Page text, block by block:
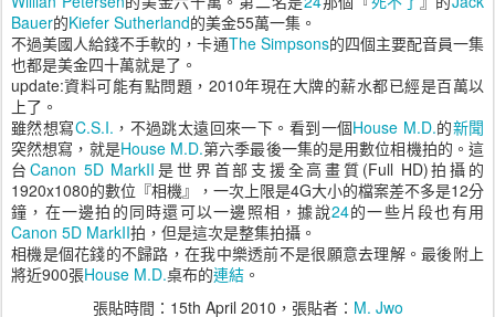
Bauer的Kiefer Sutherland的美金55萬一集。
不過美國人給錢不手軟的，卡通The Simpsons的四個主要配音員一集
也都是美金四十萬就是了。
update:資料可能有點問題，2010年現在大牌的薪水都已經是百萬以
上了。
雖然想寫C.S.I. ，不過跳太遠回來一下。看到一個House M.D.的新聞
突然想寫，就是House M.D.第六季最後一集的是用數位相機拍的。這
台 Canon 5D MarkII 是世界首部支援全高畫質(Full HD)拍攝的
1920x1080的數位『相機』，一次上限是4G大小的檔案差不多是12分
鐘，在一邊拍的同時還可以一邊照相，據說24的一些片段也有用
Canon 5D MarkII拍，但是這次是整集拍攝。
相機是個花錢的不歸路，在我中樂透前不是很願意去理解。最後附上
將近900張House M.D.桌布的連結 。
張貼時間： 15th April 2010 ，張貼者： M. Jwo